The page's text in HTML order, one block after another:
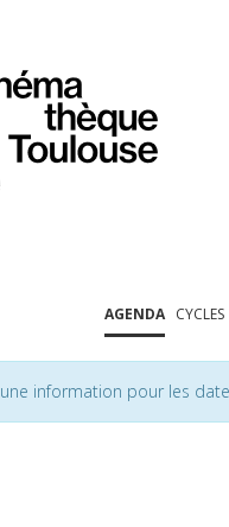
AGENDA CYCLES
information pour les